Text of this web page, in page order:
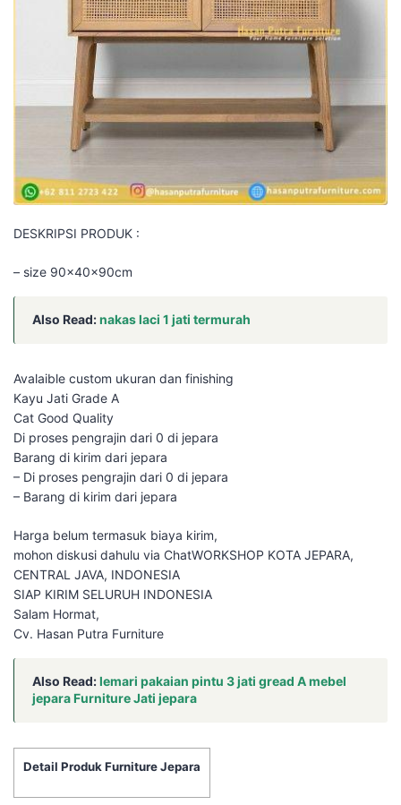
DESKRIPSI PRODUK :
– size 90x40x90cm
Also Read:nakas laci 1 jati termurah
Avalaible custom ukuran dan finishing
Kayu Jati Grade A
Cat Good Quality
Di proses pengrajin dari 0 di jepara
Barang di kirim dari jepara
– Di proses pengrajin dari 0 di jepara
– Barang di kirim dari jepara
Harga belum termasuk biaya kirim,
mohon diskusi dahulu via ChatWORKSHOP KOTA JEPARA,
CENTRAL JAVA, INDONESIA
SIAP KIRIM SELURUH INDONESIA
Salam Hormat,
Cv. Hasan Putra Furniture
Also Read:lemari pakaian pintu 3 jati gread A mebel
jepara Furniture Jati jepara
Detail Produk Furniture Jepara